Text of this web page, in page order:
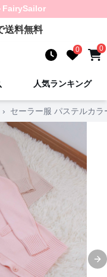
FairySailor
送料無料
0 0
人気ランキング
› セーラー服 パステルカ